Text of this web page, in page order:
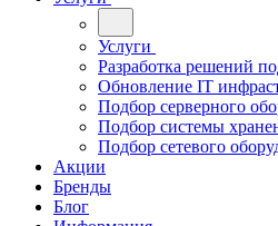
Услуги
Разработка решений
Обновление IT
Подбор серверного
Подбор системы
Подбор сетевого
Акции
Бренды
Блог